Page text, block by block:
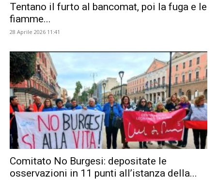
Tentano il furto al bancomat, poi la fuga e le
fiamme...
28 Aprile 2026 11:41
​Comitato No Burgesi: depositate le
osservazioni in 11 punti all’istanza della...